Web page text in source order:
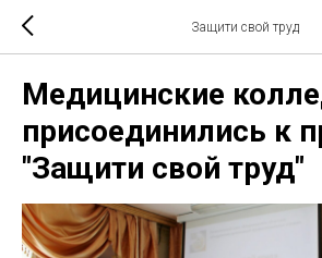
Защити свой труд
Медицинские
присоединились к
"Защити свой труд"